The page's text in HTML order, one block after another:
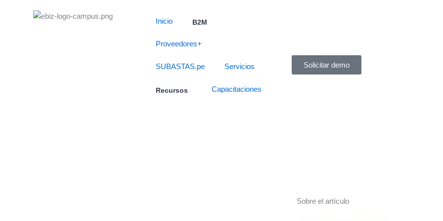
Inicio B2M
Proveedores+
SUBASTAS.pe Servicios
Recursos Capacitaciones
Solicitar demo
Sobre el artículo